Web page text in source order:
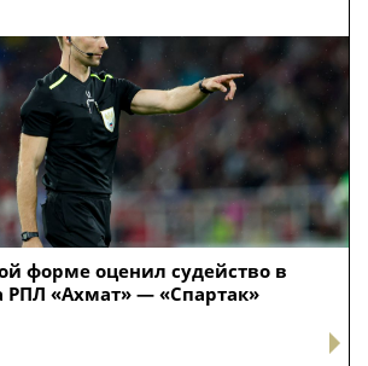
форме оценил судейство в
РПЛ «Ахмат» — «Спартак»